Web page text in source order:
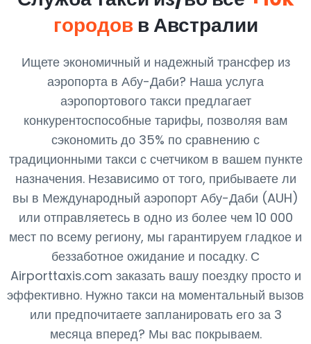
городов в Австралии
Ищете экономичный и надежный трансфер из
аэропорта в Абу-Даби? Наша услуга
аэропортового такси предлагает
конкурентоспособные тарифы, позволяя вам
сэкономить до 35% по сравнению с
традиционными такси с счетчиком в вашем пункте
назначения. Независимо от того, прибываете ли
вы в Международный аэропорт Абу-Даби (AUH)
или отправляетесь в одно из более чем 10 000
мест по всему региону, мы гарантируем гладкое и
беззаботное ожидание и посадку. С
Airporttaxis.com заказать вашу поездку просто и
эффективно. Нужно такси на моментальный вызов
или предпочитаете запланировать его за 3
месяца вперед? Мы вас покрываем.